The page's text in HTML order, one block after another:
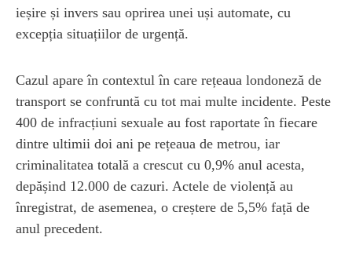
ieșire și invers sau oprirea unei uși automate, cu
excepția situațiilor de urgență.
Cazul apare în contextul în care rețeaua londoneză de
transport se confruntă cu tot mai multe incidente. Peste
400 de infracțiuni sexuale au fost raportate în fiecare
dintre ultimii doi ani pe rețeaua de metrou, iar
criminalitatea totală a crescut cu 0,9% anul acesta,
depășind 12.000 de cazuri. Actele de violență au
înregistrat, de asemenea, o creștere de 5,5% față de
anul precedent.